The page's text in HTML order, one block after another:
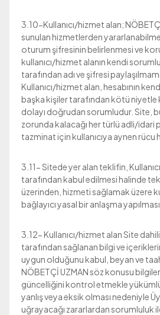
3.10-Kullanıcı/hizmet alan;
sunulan hizmetlerden
oturum şifresinin belirlenmesi ve
kullanıcı/hizmet alanın kendi
tarafından adı ve şifresi
Kullanıcı/hizmet alan, hesabının
başka kişiler tarafından kötü niyetle
dolayı doğrudan sorumludur. Site,
zorunda kalacağı her türlü adli/idari
tazminat için kullanıcıya aynen rücu
3.11- Sitede yer alan teklifin,
tarafından kabul edilmesi halinde
üzerinden, hizmeti sağlamak üzere
bağlayıcı yasal bir anlaşma
3.12- Kullanıcı/hizmet alan Site
tarafından sağlanan bilgi ve
uygun olduğunu kabul, beyan ve
NÖBETÇİ UZMAN söz konusu
güncelliğini kontrol etmekle
yanlış veya eksik olması nedeniyle
uğrayacağı zararlardan sorumluluk